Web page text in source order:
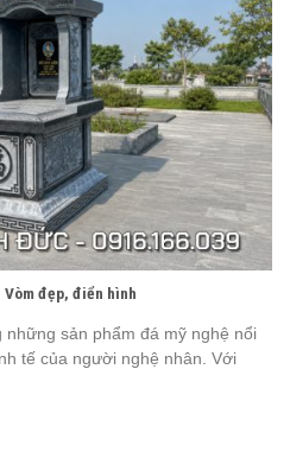
Vòm đẹp, điển hình
những sản phẩm đá mỹ nghệ nổi
tế của người nghệ nhân. Với